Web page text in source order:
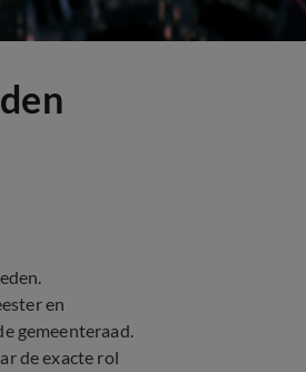
en
gemeenteraad.
de exacte rol